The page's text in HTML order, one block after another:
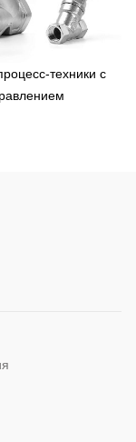
техники с